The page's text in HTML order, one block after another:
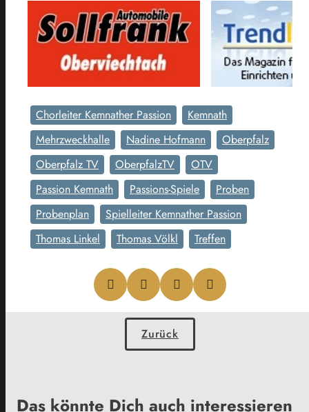
Chorleiter Kemnather Passion
Kemnath
Mehrzweckhalle
Nadine Hofmann
Oberpfalz
Oberpfalz TV
OberpfalzTV
OTV
Passion Kemnath
Passions-Spiele
Proben
Probenplan
Spielleiter Kemnather Passion
Thomas Linkel
Thomas Völkl Treffen
Zurück
Das könnte Dich auch interessieren